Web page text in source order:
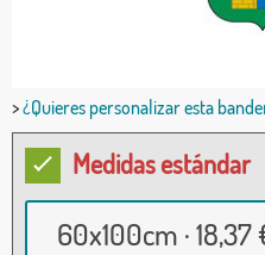
>¿Quieres personalizar esta
Medidas estándar
60x100cm · 18,37